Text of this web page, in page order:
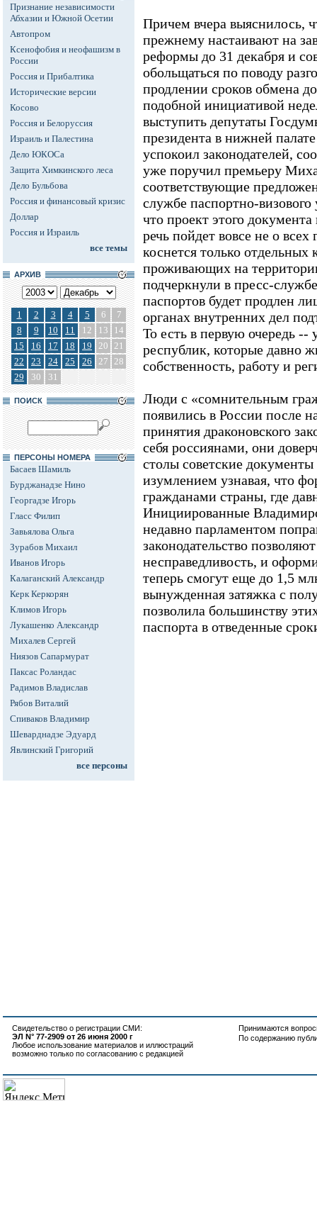
Признание независимости
Абхазии и Южной Осетии
Автопром
Ксенофобия и неофашизм в
России
Россия и Прибалтика
Исторические версии
Косово
Россия и Белоруссия
Израиль и Палестина
Дело ЮКОСа
Защита Химкинского леса
Дело Бульбова
Россия и финансовый кризис
Доллар
Россия и Израиль
все темы
АРХИВ
1 2 3 4 5 6
7
8
9 10 11 12 13
14
15
16 17 18 19 20 21
22
23 24 25 26 27 28
29
30 31
ПОИСК
ПЕРСОНЫ НОМЕРА
Басаев Шамиль
Бурджанадзе Нино
Георгадзе Игорь
Гласс Филип
Завьялова Ольга
Зурабов Михаил
Иванов Игорь
Калаганский Александр
Керк Керкорян
Климов Игорь
Лукашенко Александр
Михалев Сергей
Ниязов Сапармурат
Паксас Роландас
Радимов Владислав
Рябов Виталий
Спиваков Владимир
Шеварднадзе Эдуард
Явлинский Григорий
все персоны
Причем вчера выяснилось,
прежнему настаивают на
реформы до 31 декабря и
обольщаться по поводу
продлении сроков обмена
подобной инициативой
выступить депутаты
президента в нижней
успокоил законодателей,
уже поручил премьеру
соответствующие
службе паспортно-
что проект этого
речь пойдет вовсе не о
коснется только отдельных
проживающих на
подчеркнули в пресс-
паспортов будет продлен
органах внутренних дел
То есть в первую очередь
республик, которые давно
собственность, работу и
Люди с «сомнительным
появились в России после
принятия драконовского
себя россиянами, они
столы советские
изумлением узнавая, что
гражданами страны, где
Инициированные
недавно парламентом
законодательство
несправедливость, и
теперь смогут еще до 1,5
вынужденная затяжка с
позволила большинству
паспорта в отведенные
Свидетельство о регистрации СМИ:
ЭЛ N° 77-2909 от 26 июня 2000 г
Любое использование материалов и иллюстраций
возможно только по согласованию с редакцией
Принимаются
По содержанию